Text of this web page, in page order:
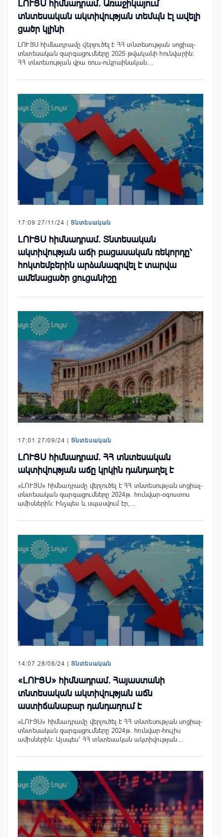
ԼՈՒՅՍ հիմնադրամ. Առաջիկայում
տնտեսական ակտիվության տեմպն էլ ավելի
ցածր կլինի
ԼՈՒՅՍ հիմնադրամը վերլուծել է ՀՀ տնտեսության սոցիալ-
տնտեսական զարգացումները 2025 թվականի հունվարին։
ՀՀ տնտեսության վրա ռուս-ուկրաինական…
17:09 27/11/24 | Տնտեսական
ԼՈՒՅՍ հիմնադրամ. Տնտեսական
ակտիվության աճի բացասական ռեկորդը՝
հոկտեմբերին արձանագրվել է տարվա
ամենացածր ցուցանիշը
17:01 27/09/24 | Տնտեսական
ԼՈՒՅՍ հիմնադրամ. ՀՀ տնտեսական
ակտիվության աճը կրկին դանդաղել է
«ԼՈՒՅՍ» հիմնադրամը վերլուծել է ՀՀ տնտեսության սոցիալ-
տնտեսական զարգացումները 2024թ. հունվար-օգոստոս
ամիսներին։ Ինչպես և սպասվում էր,…
14:07 28/08/24 | Տնտեսական
«ԼՈՒՅՍ» հիմնադրամ. Հայաստանի
տնտեսական ակտիվության աճն
աստիճանաբար դանդաղում է
«ԼՈՒՅՍ» հիմնադրամը վերլուծել է ՀՀ տնտեսության սոցիալ-
տնտեսական զարգացումները 2024թ. հունվար-հուլիս
ամիսներին։ Այսպես՝ ՀՀ տնտեսական ակտիվության…